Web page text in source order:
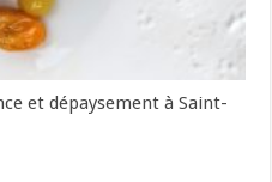
et dépaysement à Saint-